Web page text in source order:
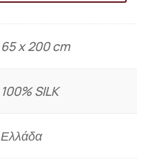
65 x 200 cm
100% SILK
Ελλάδα